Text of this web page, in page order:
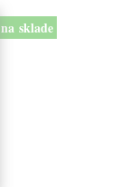
na sklade